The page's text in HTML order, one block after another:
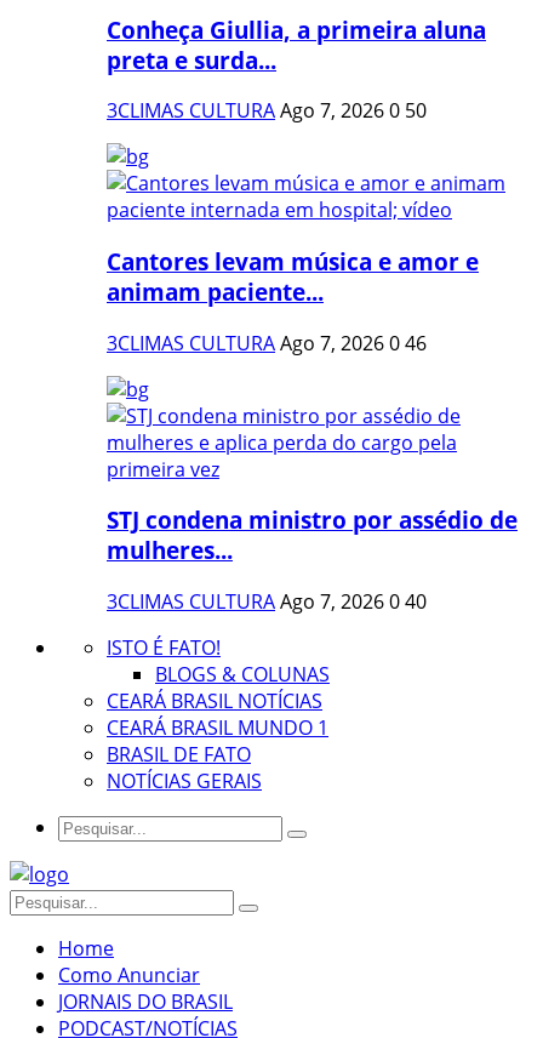
Conheça Giullia, a primeira aluna
preta e surda...
3CLIMAS CULTURAAgo 7, 20260 50
Cantores levam música e amor e
animam paciente...
3CLIMAS CULTURAAgo 7, 2026046
STJ condena ministro por assédio de
mulheres...
3CLIMAS CULTURAAgo 7, 2026040
ISTO É FATO!
BLOGS & COLUNAS
CEARÁ BRASIL NOTÍCIAS
CEARÁ BRASIL MUNDO 1
BRASIL DE FATO
NOTÍCIAS GERAIS
Home
Como Anunciar
JORNAIS DO BRASIL
PODCAST/NOTÍCIAS